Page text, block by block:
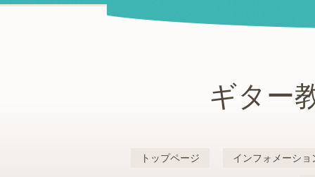
ギター
トップページ インフォメーショ